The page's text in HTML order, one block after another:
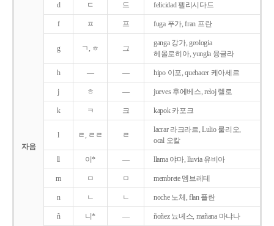
자음
d ㄷ 드 felicidad 펠리시다드
f ㅍ 프 fuga 푸가, fran 프란
g ㄱ, ㅎ 그
ganga 강가, geologia
헤올로히아, yungla 융글라
h ― ― hipo 이포, quehacer 케아세르
j ㅎ ― jueves 후에베스, reloj 렐로
k ㅋ 크 kapok 카포크
l ㄹ, ㄹㄹ ㄹ
lacrar 라크라르, Lulio 룰리오,
ocal 오칼
ll 이* ― llama 야마, lluvia 유비아
m ㅁ ㅁ membrete 멤브레테
n ㄴ ㄴ noche 노체, flan 플란
ñ 니* ― ñoñez 뇨녜스, mañana 마냐나